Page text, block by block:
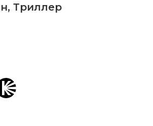
, Триллер